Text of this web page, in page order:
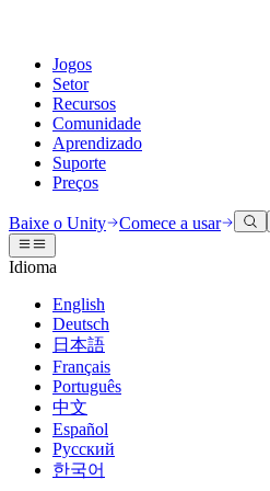
Jogos
Setor
Recursos
Comunidade
Aprendizado
Suporte
Preços
Engine do Unity
Crie jogos 2D e 3D para qualquer
Colaboração
Colabore e itere rapidamente com sua
Baixe o Unity
Planos e preços
Implante
Multiplataforma
Colaboração 3D
Construa e revise projetos 3D em
Treinamento imersivo
Treine em ambientes imersivos
Experiências do cliente
Crie experiências interativas em 3D
Setores
Manufatura
Documentação
Ferramentas de desenvolvedor
Versões de lançamento e rastreador
Roteiro
Revisar recursos futuros
Glossário
Discussões
Eventos
Eventos globais e locais
Histórias da comunidade
Made with Unity
Mostrando criadores do Unity
Unity Learn
Domine habilidades do Unity
Treinamento profissional
Aprimore sua equipe com treinadores
É iniciante no Unity?
Conceitos básicos
Inicie seu aprendizado
Caminhos Essenciais do Unity
Obter ajuda
Ajudando você a ter sucesso com
Planos de sucesso
Alcance seus objetivos mais rápido
Perguntas frequentes
Respostas para perguntas comuns
Entre em contato conosco
Conecte-se com nossa equipe
Baixe o Unity Comece a usar
Idioma
English
Deutsch
日本語
Français
Português
中文
Español
Русский
한국어